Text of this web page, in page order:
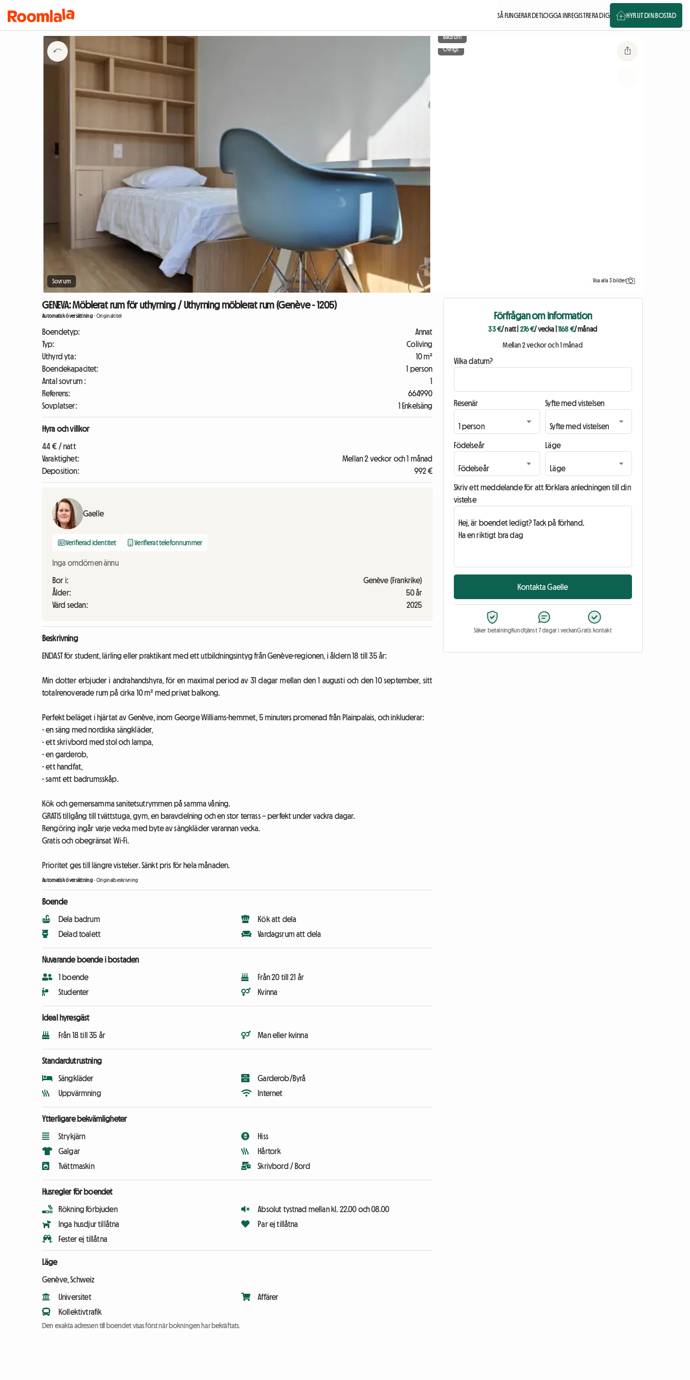
SÅ FUNGERAR DETLOGGA INREGISTRERA DIG HYR UT DIN BOSTAD
Sovrum
Badrum
Övrigt
Visa alla 3 bilder
GENEVA: Möblerat rum för uthyrning / Uthyrning möblerat rum (Genève - 1205)
Automatisk översättning-Originaltitel
Boendetyp:
Annat
Typ:
Coliving
Uthyrd yta:
10 m²
Boendekapacitet:
1 person
Antal sovrum :
1
Referens:
664990
Sovplatser:
1 Enkelsäng
Hyra och villkor
44 € / natt
Varaktighet:
Mellan 2 veckor och 1 månad
Deposition:
992 €
Gaelle
Verifierad identitet Verifierat telefonnummer
Inga omdömen ännu
Bor i:
Genève (Frankrike)
Ålder:
50 år
Värd sedan:
2025
Beskrivning
ENDAST för student, lärling eller praktikant med ett utbildningsintyg från Genève-regionen, i åldern 18 till 35 år:
Min dotter erbjuder i andrahandshyra, för en maximal period av 31 dagar mellan den 1 augusti och den 10 september, sitt
totalrenoverade rum på cirka 10 m² med privat balkong.
Perfekt beläget i hjärtat av Genève, inom George Williams-hemmet, 5 minuters promenad från Plainpalais, och inkluderar:
- en säng med nordiska sängkläder,
- ett skrivbord med stol och lampa,
- en garderob,
- ett handfat,
- samt ett badrumsskåp.
Kök och gemensamma sanitetsutrymmen på samma våning.
GRATIS tillgång till tvättstuga, gym, en baravdelning och en stor terrass – perfekt under vackra dagar.
Rengöring ingår varje vecka med byte av sängkläder varannan vecka.
Gratis och obegränsat Wi-Fi.
Prioritet ges till längre vistelser. Sänkt pris för hela månaden.
Automatisk översättning-Originalbeskrivning
Boende
Dela badrum
Delad toalett
Kök att dela
Vardagsrum att dela
Nuvarande boende i bostaden
1 boende
Studenter
Från 20 till 21 år
Kvinna
Ideal hyresgäst
Från 18 till 35 år Man eller kvinna
Standardutrustning
Sängkläder
Uppvärmning
Garderob/Byrå
Internet
Ytterligare bekvämligheter
Strykjärn
Galgar
Tvättmaskin
Hiss
Hårtork
Skrivbord / Bord
Husregler för boendet
Rökning förbjuden
Inga husdjur tillåtna
Fester ej tillåtna
Absolut tystnad mellan kl. 22.00 och 08.00
Par ej tillåtna
Läge
Genève, Schweiz
Universitet
Kollektivtrafik
Affärer
Den exakta adressen till boendet visas först när bokningen har bekräftats.
Förfrågan om information
33 €/ natt| 276 €/ vecka 1168 €/ månad
Mellan 2 veckor och 1 månad
Vilka datum?
Resenär Syfte med vistelsen
Födelseår Läge
Skriv ett meddelande för att förklara anledningen till din
vistelse
Kontakta Gaelle
Säker betalningKundtjänst 7 dagar i veckanGratis kontakt